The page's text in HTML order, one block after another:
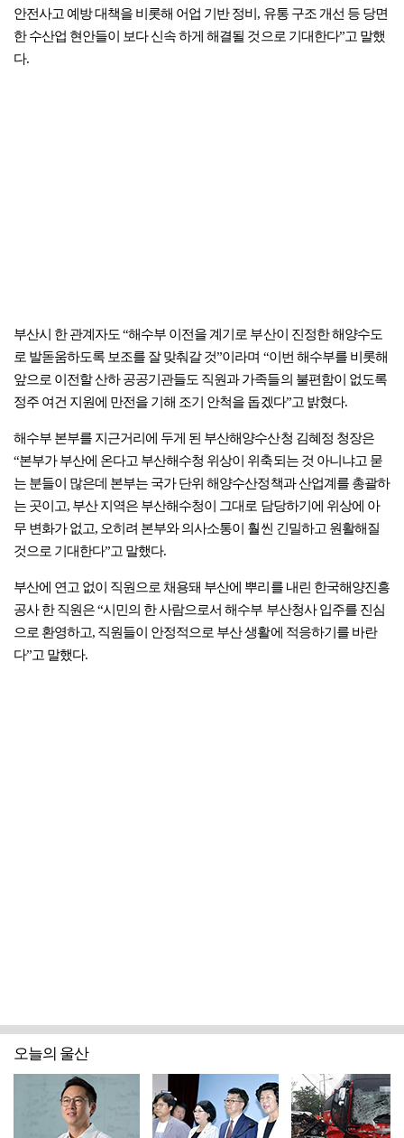
안전사고 예방 대책을 비롯해 어업 기반 정비, 유통 구조 개선 등 당면
한 수산업 현안들이 보다 신속 하게 해결될 것으로 기대한다”고 말했
다.
부산시 한 관계자도 “해수부 이전을 계기로 부산이 진정한 해양수도
로 발돋움하도록 보조를 잘 맞춰갈 것”이라며 “이번 해수부를 비롯해
앞으로 이전할 산하 공공기관들도 직원과 가족들의 불편함이 없도록
정주 여건 지원에 만전을 기해 조기 안척을 돕겠다”고 밝혔다.
해수부 본부를 지근거리에 두게 된 부산해양수산청 김혜정 청장은
“본부가 부산에 온다고 부산해수청 위상이 위축되는 것 아니냐고 묻
는 분들이 많은데 본부는 국가 단위 해양수산정책과 산업계를 총괄하
는 곳이고, 부산 지역은 부산해수청이 그대로 담당하기에 위상에 아
무 변화가 없고, 오히려 본부와 의사소통이 훨씬 긴밀하고 원활해질
것으로 기대한다”고 말했다.
부산에 연고 없이 직원으로 채용돼 부산에 뿌리를 내린 한국해양진흥
공사 한 직원은 “시민의 한 사람으로서 해수부 부산청사 입주를 진심
으로 환영하고, 직원들이 안정적으로 부산 생활에 적응하기를 바란
다”고 말했다.
오늘의 울산